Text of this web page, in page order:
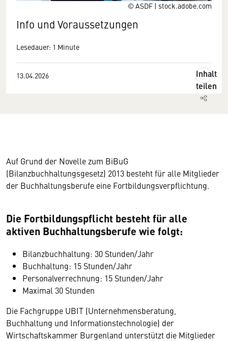
© ASDF | stock.adobe.com
Info und Voraussetzungen
Lesedauer: 1 Minute
13.04.2026
Inhalt
teilen
Auf Grund der Novelle zum BiBuG
(Bilanzbuchhaltungsgesetz) 2013 besteht für alle Mitglieder
der Buchhaltungsberufe eine Fortbildungsverpflichtung.
Die Fortbildungspflicht besteht für alle
aktiven Buchhaltungsberufe wie folgt:
Bilanzbuchhaltung: 30 Stunden/Jahr
Buchhaltung: 15 Stunden/Jahr
Personalverrechnung: 15 Stunden/Jahr
Maximal 30 Stunden
Die Fachgruppe UBIT (Unternehmensberatung,
Buchhaltung und Informationstechnologie) der
Wirtschaftskammer Burgenland unterstützt die Mitglieder